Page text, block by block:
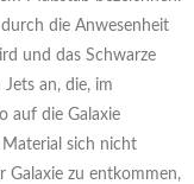
die Anwesenheit
und das Schwarze
an, die, im
auf die Galaxie
Material sich nicht
Galaxie zu entkommen,